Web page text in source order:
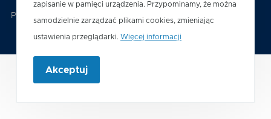
Powered by Drupal
zapisanie w pamięci urządzenia. Przypominamy, że można
samodzielnie zarządzać plikami cookies, zmieniając
ustawienia przeglądarki. Więcej informacji
Akceptuj